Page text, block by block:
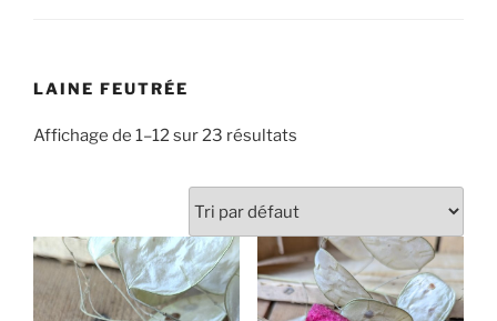
LAINE FEUTRÉE
Affichage de 1–12 sur 23 résultats